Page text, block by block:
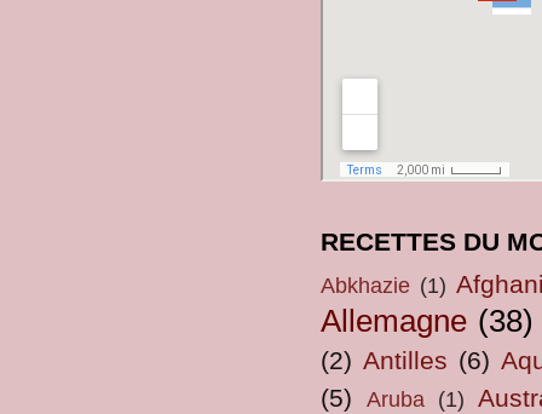
RECETTES DU
Abkhazie (1)
Allemagne (38)
(2) Antilles (6)
(5)
Aruba (1)